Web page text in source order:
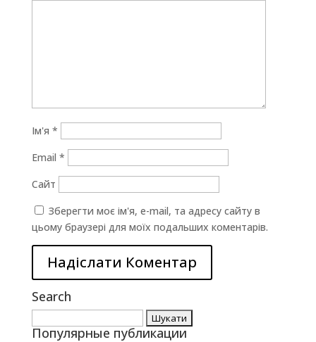
Ім'я *
Email *
Сайт
Зберегти моє ім'я, e-mail, та адресу сайту в
цьому браузері для моїх подальших коментарів.
Search
Популярные публикации